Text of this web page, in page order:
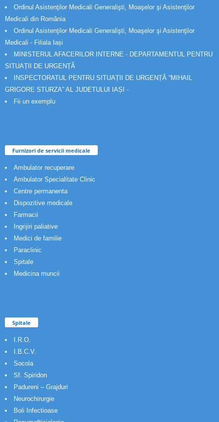
Ordinul Asistenţilor Medicali Generalişti, Moaşelor şi Asistenţilor
Medicali din România
Ordinul Asistenţilor Medicali Generalişti, Moaşelor şi Asistenţilor
Medicali - Filiala Iași
MINISTERUL AFACERILOR INTERNE - DEPARTAMENTUL PENTRU
SITUAȚII DE URGENȚĂ
INSPECTORATUL PENTRU SITUAȚII DE URGENȚĂ “MIHAIL
GRIGORE STURZA” AL JUDETULUI IAȘI -
Fii un exemplu
Furnizori de servicii medicale
Ambulator recuperare
Ambulator Specialitate Clinic
Centre permanenta
Dispozitive medicale
Farmacii
Ingrijiri paliative
Medici de familie
Paraclinic
Spitale
Medicina muncii
Spitale
I.R.O.
I.B.C.V.
Socola
Sf. Spiridon
Padureni – Grajduri
Neurochirurgie
Boli Infectioase